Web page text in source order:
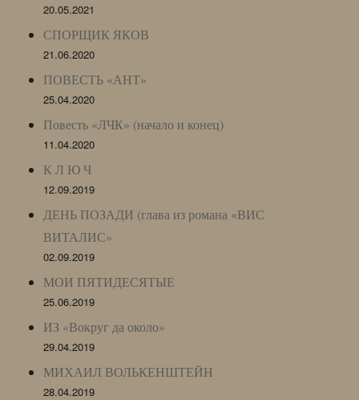
20.05.2021
СПОРЩИК ЯКОВ
21.06.2020
ПОВЕСТЬ «АНТ»
25.04.2020
Повесть «ЛЧК» (начало и конец)
11.04.2020
К Л Ю Ч
12.09.2019
ДЕНЬ ПОЗАДИ (глава из романа «ВИС
ВИТАЛИС»
02.09.2019
МОИ ПЯТИДЕСЯТЫЕ
25.06.2019
ИЗ «Вокруг да около»
29.04.2019
МИХАИЛ ВОЛЬКЕНШТЕЙН
28.04.2019